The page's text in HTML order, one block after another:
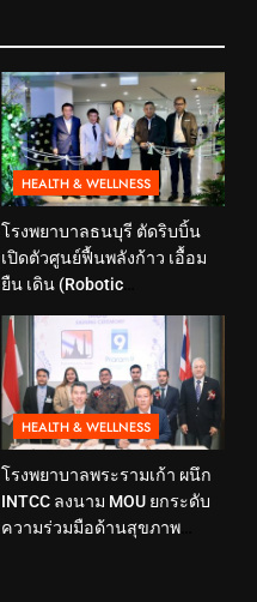
HEALTH & WELLNESS
โรงพยาบาลธนบุรี ตัดริบบิ้น
เปิดตัวศูนย์ฟื้นพลังก้าว เอื้อม
ยืน เดิน (Robotic
เทคโนโลยีสุดล้ำ หุ่นยนต์ฝึก
เดิน มาเพิ่มประสิทธิภาพ
HEALTH & WELLNESS
โรงพยาบาลพระรามเก้า ผนึก
INTCC ลงนาม MOU ยกระดับ
ความร่วมมือด้านสุขภาพ